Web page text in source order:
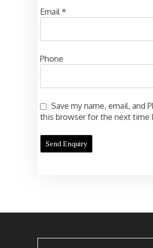
Email *
Phone
Save my name, email, and
this browser for the next time